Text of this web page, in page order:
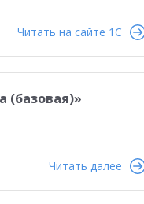
Читать на сайте 1C
(базовая)»
Читать далее